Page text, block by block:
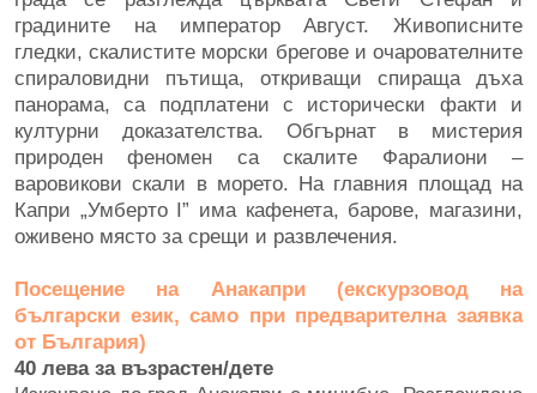
градините на император Август. Живописните
гледки, скалистите морски брегове и очарователните
спираловидни пътища, откриващи спираща дъха
панорама, са подплатени с исторически факти и
културни доказателства. Обгърнат в мистерия
природен феномен са скалите Фаралиони –
варовикови скали в морето. На главния площад на
Капри „Умберто I” има кафенета, барове, магазини,
оживено място за срещи и развлечения.
Посещение на Анакапри (екскурзовод на
български език, само при предварителна заявка
от България)
40 лева за възрастен/дете